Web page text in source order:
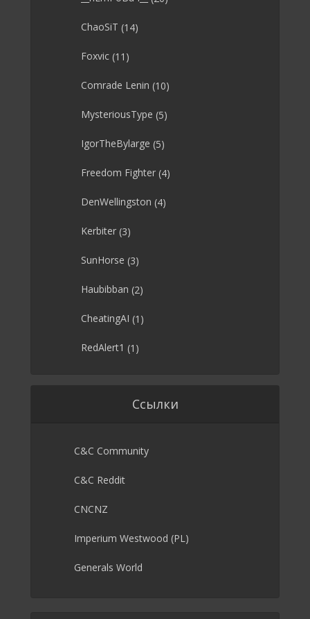
ChaoSiT (14)
Foxvic (11)
Comrade Lenin (10)
MysteriousType (5)
IgorTheBylarge (5)
Freedom Fighter (4)
DenWellingston (4)
Kerbiter (3)
SunHorse (3)
Haubibban (2)
CheatingAI (1)
RedAlert1 (1)
Ссылки
C&C Community
C&C Reddit
CNCNZ
Imperium Westwood (PL)
Generals World